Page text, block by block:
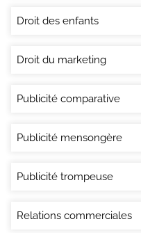
Droit des enfants
Droit du marketing
Publicité comparative
Publicité mensongère
Publicité trompeuse
Relations commerciales